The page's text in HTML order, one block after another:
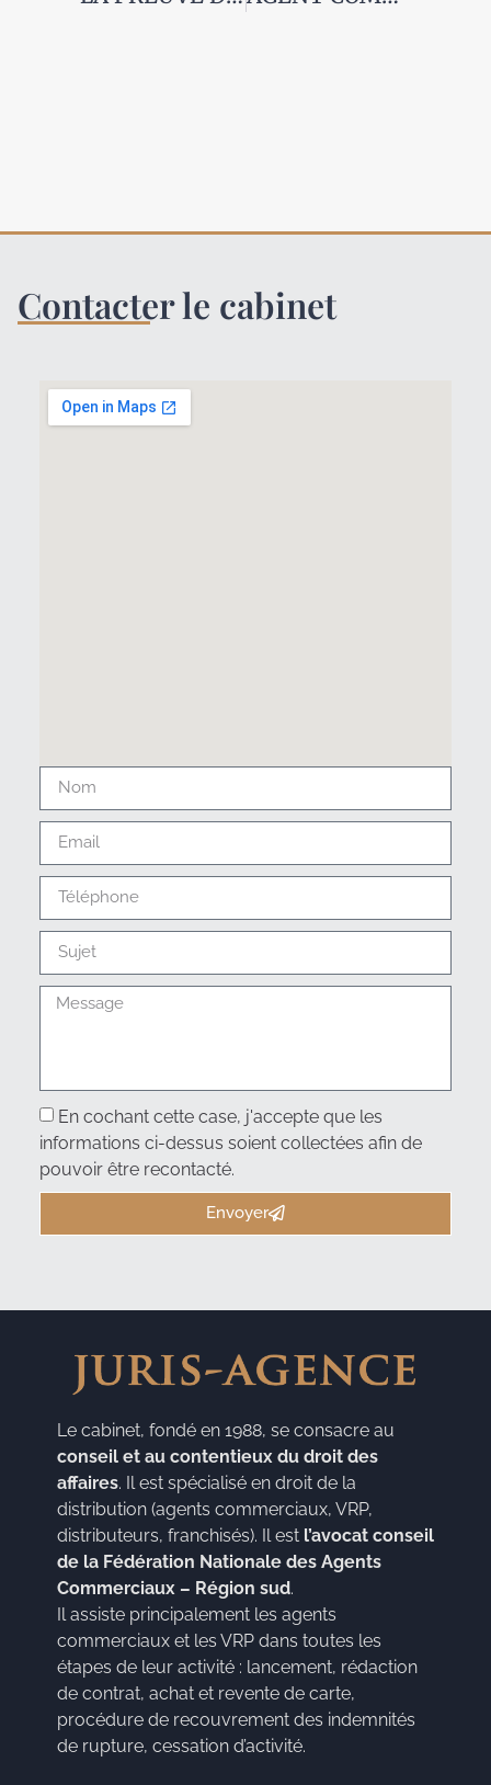
Contacter le cabinet
En cochant cette case, j'accepte que les
informations ci-dessus soient collectées afin de
pouvoir être recontacté.
Envoyer
Le cabinet, fondé en 1988, se consacre au
conseil et au contentieux du droit des
affaires. Il est spécialisé en droit de la
distribution (agents commerciaux, VRP,
distributeurs, franchisés). Il est l’avocat conseil
de la Fédération Nationale des Agents
Commerciaux – Région sud.
Il assiste principalement les agents
commerciaux et les VRP dans toutes les
étapes de leur activité : lancement, rédaction
de contrat, achat et revente de carte,
procédure de recouvrement des indemnités
de rupture, cessation d’activité.